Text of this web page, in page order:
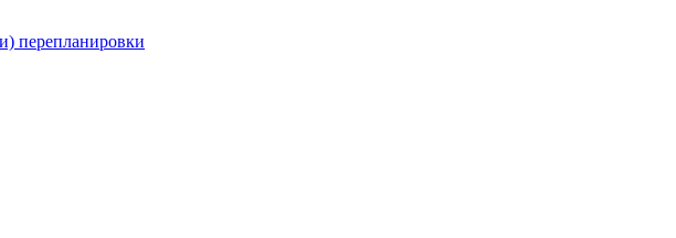
перепланировки